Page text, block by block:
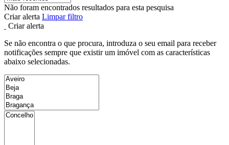
Não foram encontrados resultados para esta pesquisa
Criar alerta Limpar filtro
Criar alerta
Se não encontra o que procura, introduza o seu email para receber
notificações sempre que existir um imóvel com as características
abaixo selecionadas.